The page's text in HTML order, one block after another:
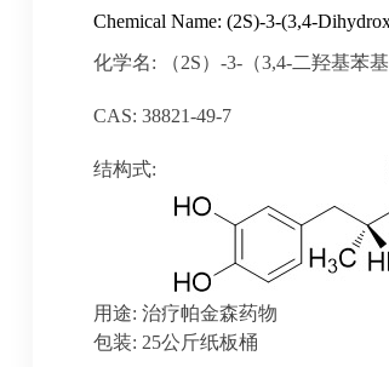
Chemical Name: (2S)-3-(3,4-
化学名: （2S）-3-（3,4-二羟基苯
CAS: 38821-49-7
结构式:
用途: 治疗帕金森药物
包装: 25公斤纸板桶